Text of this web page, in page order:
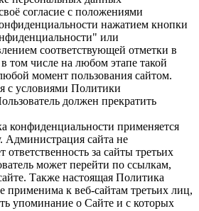
согласие с положениями
нажатием кнопки
или
соответствующей отметки в
том числе на любом этапе такой
момент пользования сайтом.
с условиями Политики
должен прекратить
конфиденциальности применяется
Администрация сайта не
ответственность за сайты третьих
может перейти по ссылкам,
Также настоящая Политика
применима к веб-сайтам третьих лиц,
упоминание о Сайте и с которых